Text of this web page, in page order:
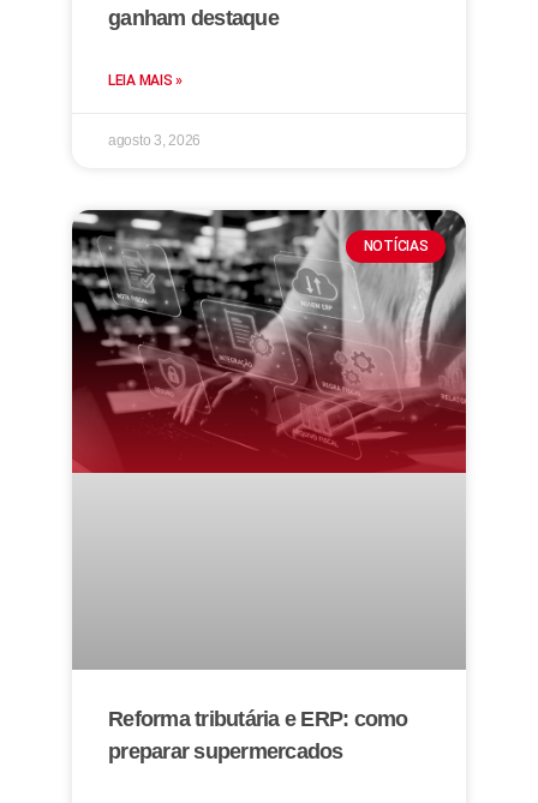
ganham destaque
LEIA MAIS »
agosto 3, 2026
NOTÍCIAS
Reforma tributária e ERP: como
preparar supermercados